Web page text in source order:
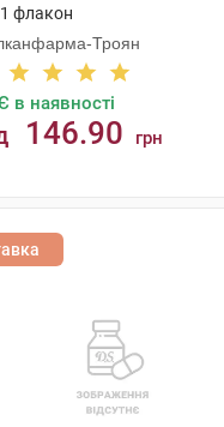
флакон
Троян
в наявності
146.90 грн